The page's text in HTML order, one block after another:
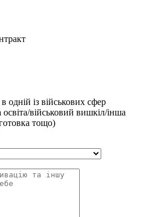
із військових сфер
освіта/військовий вишкіл/інша
тощо)